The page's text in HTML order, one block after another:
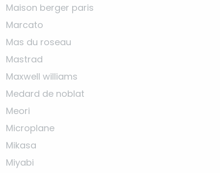
Maison berger paris
Marcato
Mas du roseau
Mastrad
Maxwell williams
Medard de noblat
Meori
Microplane
Mikasa
Miyabi